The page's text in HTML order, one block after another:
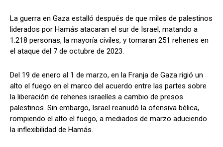
La guerra en Gaza estalló después de que miles de palestinos
liderados por Hamás atacaran el sur de Israel, matando a
1.218 personas, la mayoría civiles, y tomaran 251 rehenes en
el ataque del 7 de octubre de 2023.
Del 19 de enero al 1 de marzo, en la Franja de Gaza rigió un
alto el fuego en el marco del acuerdo entre las partes sobre
la liberación de rehenes israelíes a cambio de presos
palestinos. Sin embargo, Israel reanudó la ofensiva bélica,
rompiendo el alto el fuego, a mediados de marzo aduciendo
la inflexibilidad de Hamás.